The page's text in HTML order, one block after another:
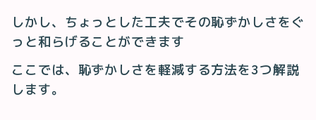
しかし、ちょっとした工夫でその恥ずかしさをぐ
っと和らげることができます
ここでは、恥ずかしさを軽減する方法を3つ解説
します。